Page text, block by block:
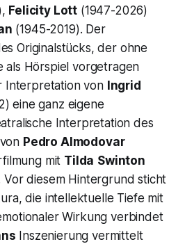
Felicity Lott (1947-2026)
(1945-2019). Der
Originalstücks, der ohne
als Hörspiel vorgetragen
Interpretation von Ingrid
eine ganz eigene
Interpretation des
Pedro Almodovar
mit Tilda Swinton
Vor diesem Hintergrund sticht
die intellektuelle Tiefe mit
Wirkung verbindet
Inszenierung vermittelt